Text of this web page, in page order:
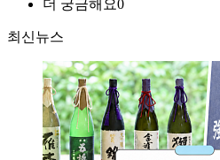
더 궁금해요0
최신뉴스